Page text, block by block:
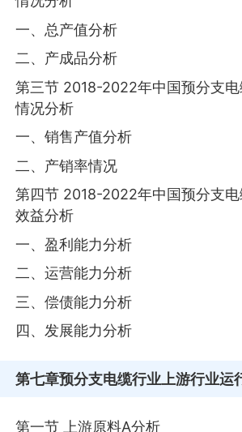
一、总产值分析
二、产成品分析
第三节 2018-2022年中国预分支
情况分析
一、销售产值分析
二、产销率情况
第四节 2018-2022年中国预分支
效益分析
一、盈利能力分析
二、运营能力分析
三、偿债能力分析
四、发展能力分析
第七章预分支电缆行业上游行业运
第一节 上游原料A分析